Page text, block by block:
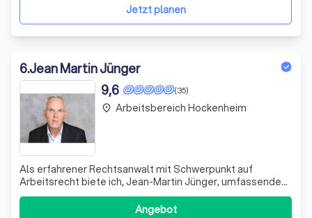
In schwierigen Situationen stehe ich Ihnen mit
Jetzt planen
6.Jean Martin Jünger
(35)
9,6
Als erfahrener Rechtsanwalt mit Schwerpunkt auf
Arbeitsrecht biete ich, Jean-Martin Jünger, umfassende
Rechtsberatung für Arbeitgeber, Betriebsräte und
Arbeitnehmer. Meine Tätigkeit geht weit über die
Angebot
place Arbeitsbereich Hockenheim